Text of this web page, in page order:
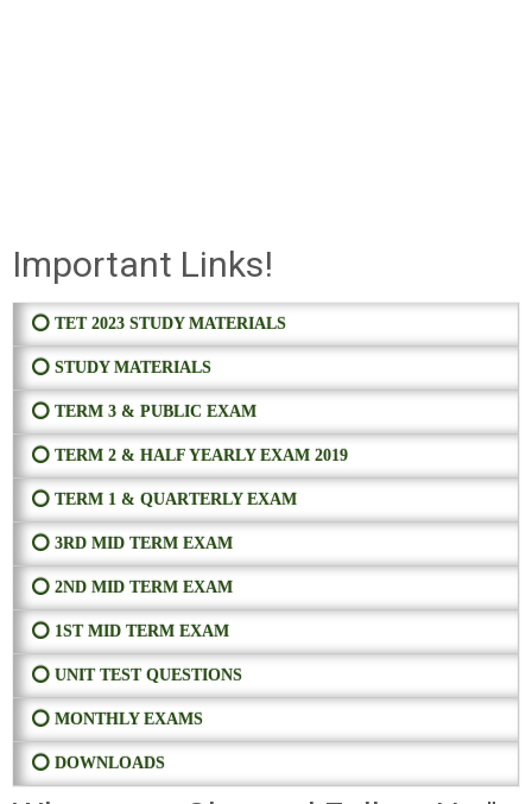
Important Links!
⭕ TET 2023 STUDY MATERIALS
⭕ STUDY MATERIALS
⭕ TERM 3 & PUBLIC EXAM
⭕ TERM 2 & HALF YEARLY EXAM 2019
⭕ TERM 1 & QUARTERLY EXAM
⭕ 3RD MID TERM EXAM
⭕ 2ND MID TERM EXAM
⭕ 1ST MID TERM EXAM
⭕ UNIT TEST QUESTIONS
⭕ MONTHLY EXAMS
⭕ DOWNLOADS